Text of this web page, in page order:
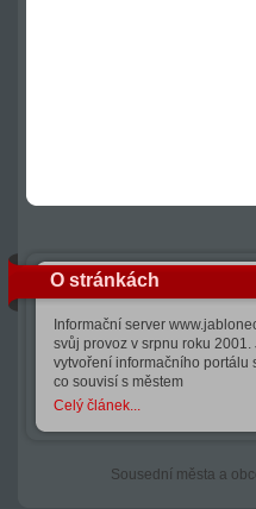
O stránkách
Informační server
svůj provoz v srpnu roku
vytvoření informačního portálu
co souvisí s městem
Celý článek...
Sousední města a